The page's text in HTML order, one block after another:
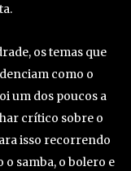
os temas que
como o
um dos poucos a
crítico sobre o
isso recorrendo
samba, o bolero e